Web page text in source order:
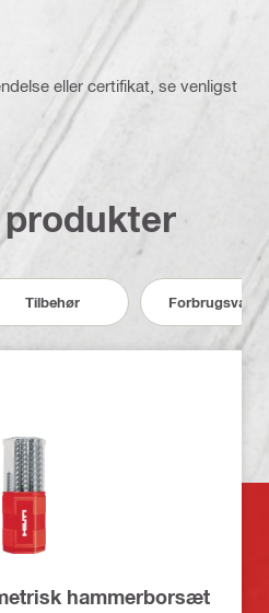
eller certifikat, se venligst
Tilbehør Forbrugsvarer
hammerborsæt